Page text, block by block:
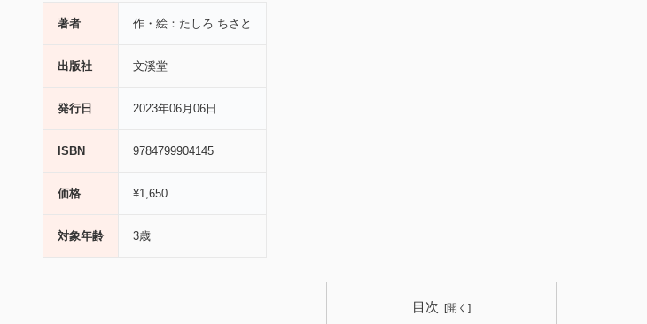
著者 作・絵：たしろ ちさと
出版社 文溪堂
発行日 2023年06月06日
ISBN 9784799904145
価格 ¥1,650
対象年齢 3歳
目次